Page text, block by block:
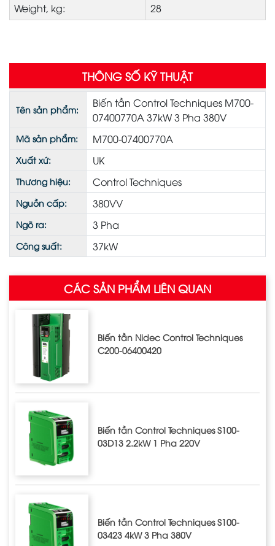
Weight, kg: 28
THÔNG SỐ KỸ THUẬT
Tên sản phẩm:
Biến tần Control Techniques M700-
07400770A 37kW 3 Pha 380V
Mã sản phẩm: M700-07400770A
Xuất xứ: UK
Thương hiệu: Control Techniques
Nguồn cấp: 380VV
Ngõ ra: 3 Pha
Công suất: 37kW
CÁC SẢN PHẨM LIÊN QUAN
Biến tần Nidec Control Techniques
C200-06400420
Biến tần Control Techniques S100-
03D13 2.2kW 1 Pha 220V
Biến tần Control Techniques S100-
03423 4kW 3 Pha 380V